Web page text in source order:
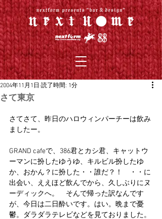
さて東京
2004年11月1日 読了時間: 1分
さてさて、昨日のハロウィンパーチーは飲み
ましたー。
GRAND cafeで、386君とカシ君、キャットウ
ーマンに扮したゆうゆ、キルビル扮したゆ
か、おかん？に扮した・・誰だ？！　・・に
出会い、ええほど飲んでから、久しぶりにヌ
ーディックへ。　そんで帰った訳なんです
が、今日は二日酔いです。はい。晩まで憂
鬱。ダラダラテレビなどを見ておりました。